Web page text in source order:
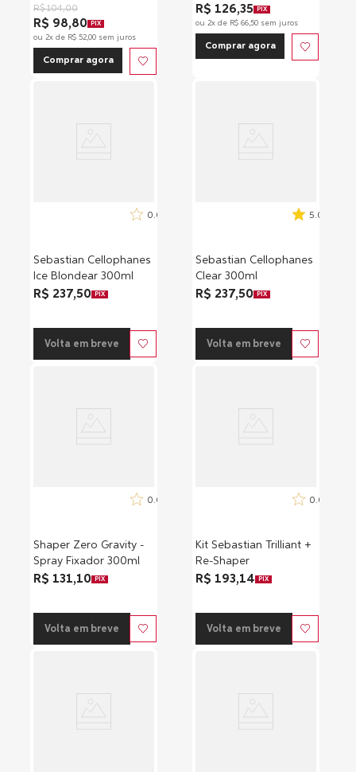
R$ 104,00
R$ 98,80 PIX
ou 2x de R$ 52,00 sem juros
Comprar agora
R$ 126,35 PIX
ou 2x de R$ 66,50 sem juros
Comprar agora
0.0
Sebastian Cellophanes
Ice Blondear 300ml
R$ 237,50 PIX
Volta em breve
5.0
Sebastian Cellophanes
Clear 300ml
R$ 237,50 PIX
Volta em breve
0.0
Shaper Zero Gravity -
Spray Fixador 300ml
R$ 131,10 PIX
Volta em breve
0.0
Kit Sebastian Trilliant +
Re-Shaper
R$ 193,14 PIX
Volta em breve